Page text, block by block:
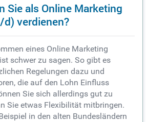
Sie als Online Marketing
verdienen?
eines Online Marketing
schwer zu sagen. So gibt es
Regelungen dazu und
die auf den Lohn Einfluss
Sie sich allerdings gut zu
Sie etwas Flexibilität mitbringen.
in den alten Bundesländern